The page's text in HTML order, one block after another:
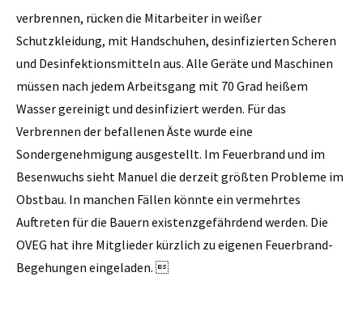
verbrennen, rücken die Mitarbeiter in weißer
Schutzkleidung, mit Hand­schuhen, desinfizierten Scheren
und Desinfektionsmitteln aus. Alle Geräte und Maschinen
müssen nach jedem Arbeitsgang mit 70 Grad heißem
Wasser gereinigt und desinfiziert werden. Für das
Verbrennen der befallenen Äste wurde eine
Sondergenehmigung ausgestellt. Im Feuerbrand und im
Besenwuchs sieht Manuel die derzeit größten Probleme im
Obstbau. In manchen Fällen könnte ein vermehrtes
Auftreten für die Bauern existenzgefährdend werden. Die
OVEG hat ihre Mitglieder kürzlich zu eigenen Feuerbrand-
Begehungen eingeladen. 